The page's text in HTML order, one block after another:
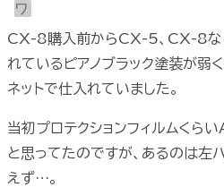
ワ
CX-8購入前からCX-5、CX-8な
れているピアノブラック塗装が弱
ネットで仕入れていました。
当初プロテクションフィルムく
と思ってたのですが、あるのは左
えず…。